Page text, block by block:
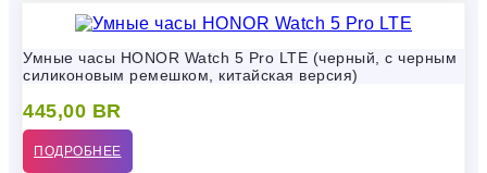
Умные часы HONOR Watch 5 Pro LTE (черный, с черным
силиконовым ремешком, китайская версия)
445,00 BR
ПОДРОБНЕЕ